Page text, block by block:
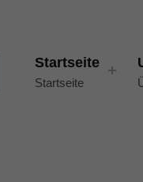
Startseite
Startseite